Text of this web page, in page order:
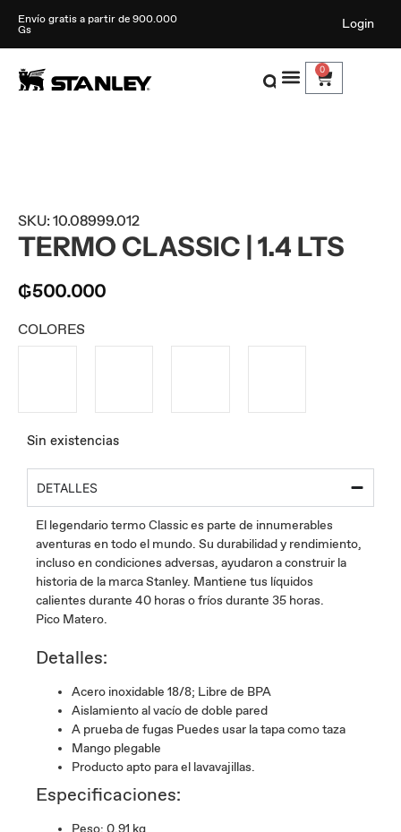
Envío gratis a partir de 900.000
Gs
Login
0
SKU: 10.08999.012
TERMO CLASSIC | 1.4 LTS
₲500.000
COLORES
Sin existencias
DETALLES
El legendario termo Classic es parte de innumerables
aventuras en todo el mundo. Su durabilidad y rendimiento,
incluso en condiciones adversas, ayudaron a construir la
historia de la marca Stanley. Mantiene tus líquidos
calientes durante 40 horas o fríos durante 35 horas.
Pico Matero.
Detalles:
Acero inoxidable 18/8; Libre de BPA
Aislamiento al vacío de doble pared
A prueba de fugas Puedes usar la tapa como taza
Mango plegable
Producto apto para el lavavajillas.
Especificaciones:
Peso: 0,91 kg